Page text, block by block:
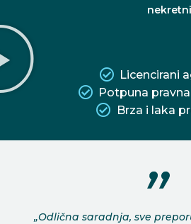
Licencirani
Potpuna
Brza i laka
„Odlična saradnja, sve